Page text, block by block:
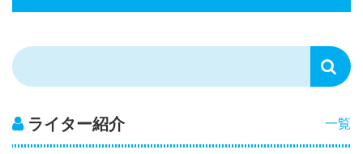
一覧
ライター紹介